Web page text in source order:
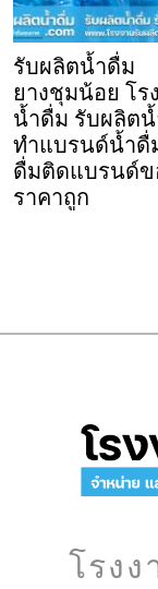
รับผลิตน้ำดื่ม
ยางชุมน้อย โร
น้ำดื่ม รับผลิต
ทำแบรนด์น้ำดื่
ดื่มติดแบรนด์
ราคาถูก
โรง